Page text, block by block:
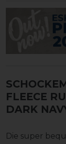
FLEECE
DARK
Die super